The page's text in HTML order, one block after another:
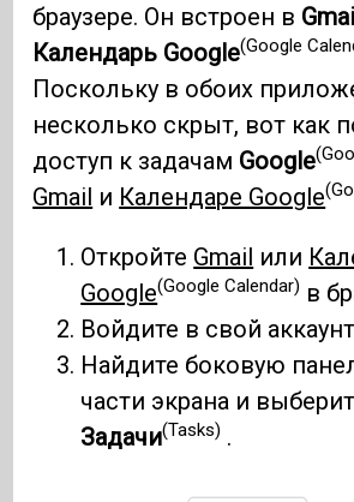
браузере. Он встроен в
Календарь Google(Google
Поскольку в обоих
несколько скрыт, вот как
доступ к задачам Google
Gmail и Календаре Google
Откройте Gmail или
Google(Google Calendar) в
Войдите в свой
Найдите боковую
части экрана и
Задачи(Tasks) .